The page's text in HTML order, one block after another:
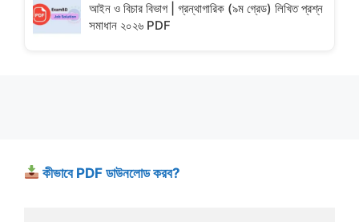
আইন ও বিচার বিভাগ | গ্রন্থাগারিক (৯ম গ্রেড) লিখিত প্রশ্ন
সমাধান ২০২৬ PDF
কীভাবে PDF ডাউনলোড করব?